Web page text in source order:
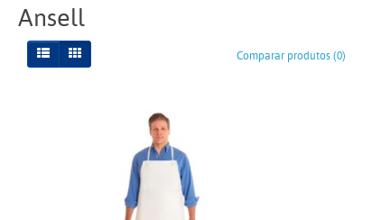
Ansell
Comparar produtos (0)